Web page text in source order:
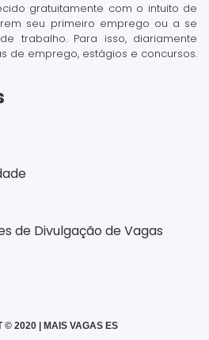
gratuitamente com o intuito de
seu primeiro emprego ou a se
trabalho. Para isso, diariamente
de emprego, estágios e concursos.
de Divulgação de Vagas
© 2020 | MAIS VAGAS ES